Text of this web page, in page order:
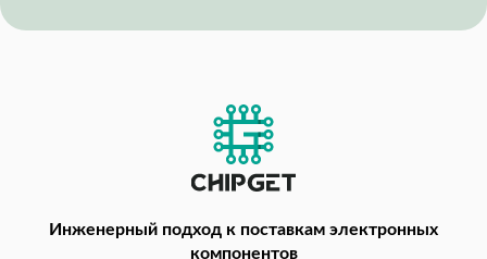
Инженерный подход к поставкам электронных
компонентов